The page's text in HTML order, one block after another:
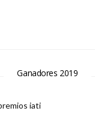
Ganadores 2019